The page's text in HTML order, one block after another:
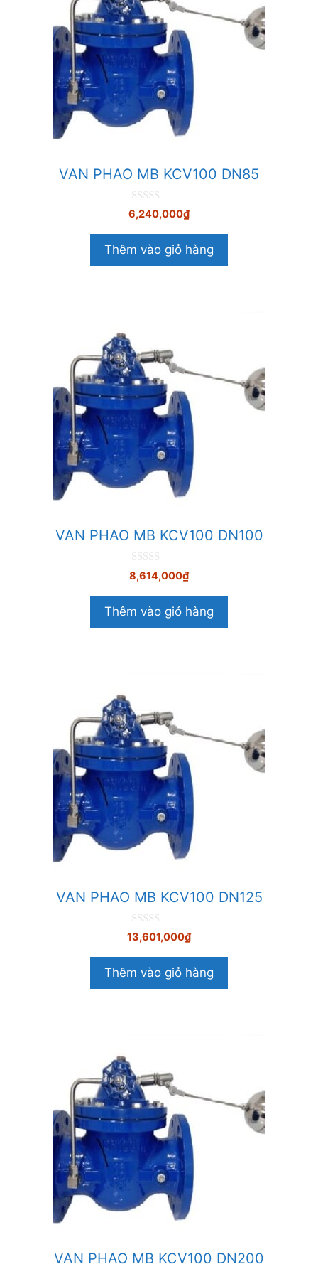
VAN PHAO MB KCV100 DN85
0
n
à
5
6,240,000₫
Thêm vào giỏ hàng
VAN PHAO MB KCV100 DN100
0
n
à
5
8,614,000₫
Thêm vào giỏ hàng
VAN PHAO MB KCV100 DN125
0
n
à
13,601,000₫
Thêm vào giỏ hàng
VAN PHAO MB KCV100 DN200